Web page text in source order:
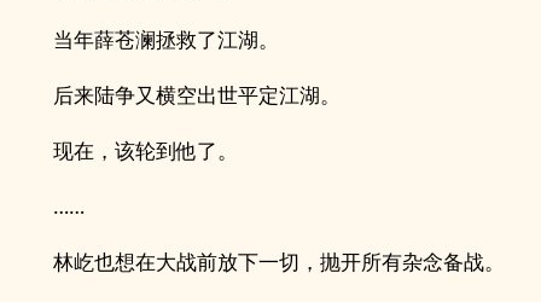
当年薛苍澜拯救了江湖。
后来陆争又横空出世平定江湖。
现在，该轮到他了。
……
林屹也想在大战前放下一切，抛开所有杂念备战。